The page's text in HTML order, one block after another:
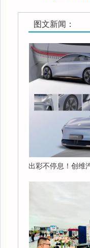
图文新闻：
出彩不停息！创维